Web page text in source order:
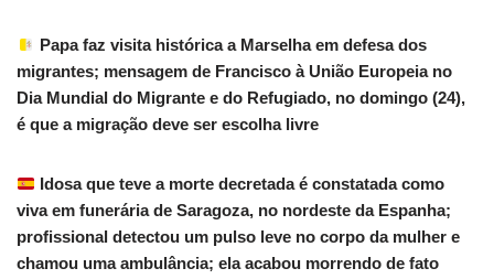
Papa faz visita histórica a Marselha em defesa dos
migrantes; mensagem de Francisco à União Europeia no
Dia Mundial do Migrante e do Refugiado, no domingo (24),
é que a migração deve ser escolha livre
Idosa que teve a morte decretada é constatada como
viva em funerária de Saragoza, no nordeste da Espanha;
profissional detectou um pulso leve no corpo da mulher e
chamou uma ambulância; ela acabou morrendo de fato